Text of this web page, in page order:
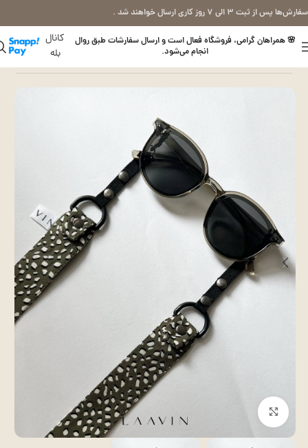
سفارش‌ها پس از ثبت ۳ الی ۷ روز کاری ارسال خواهند شد .
🌸 همراهان گرامی، فروشگاه فعال است و ارسال سفارشات طبق روال
انجام می‌شود.
کانال
بله
خانه
بزرگنمایی تصویر